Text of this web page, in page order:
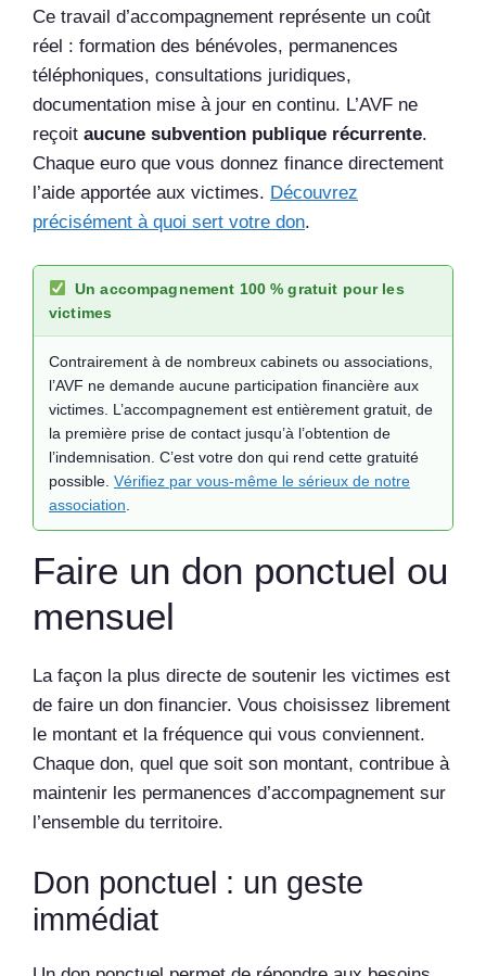
Ce travail d’accompagnement représente un coût
réel : formation des bénévoles, permanences
téléphoniques, consultations juridiques,
documentation mise à jour en continu. L’AVF ne
reçoit aucune subvention publique récurrente.
Chaque euro que vous donnez finance directement
l’aide apportée aux victimes. Découvrez
précisément à quoi sert votre don.
Un accompagnement 100 % gratuit pour les
victimes
Contrairement à de nombreux cabinets ou associations,
l’AVF ne demande aucune participation financière aux
victimes. L’accompagnement est entièrement gratuit, de
la première prise de contact jusqu’à l’obtention de
l’indemnisation. C’est votre don qui rend cette gratuité
possible. Vérifiez par vous-même le sérieux de notre
association
Faire un don ponctuel ou
mensuel
La façon la plus directe de soutenir les victimes est
de faire un don financier. Vous choisissez librement
le montant et la fréquence qui vous conviennent.
Chaque don, quel que soit son montant, contribue à
maintenir les permanences d’accompagnement sur
l’ensemble du territoire.
Don ponctuel : un geste
immédiat